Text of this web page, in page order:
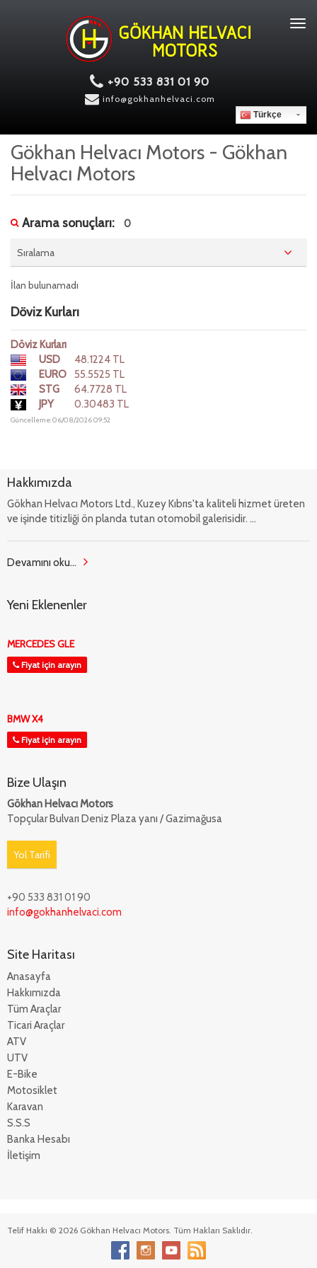
+90 533 831 01 90
info@gokhanhelvaci.com
Türkçe
Gökhan Helvacı Motors - Gökhan
Helvacı Motors
Arama sonuçları: 0
Sıralama
İlan bulunamadı
Döviz Kurları
Döviz Kurları
USD
48.1224 TL
EURO
55.5525 TL
STG
64.7728 TL
JPY
0.30483 TL
Güncelleme: 06/08/2026 09:52
Hakkımızda
Gökhan Helvacı Motors Ltd., Kuzey Kıbrıs'ta kaliteli hizmet üreten
ve işinde titizliği ön planda tutan otomobil galerisidir. ...
Devamını oku...
Yeni Eklenenler
MERCEDES GLE
Fiyat için arayın
BMW X4
Fiyat için arayın
Bize Ulaşın
Gökhan Helvacı Motors
Topçular Bulvarı Deniz Plaza yanı / Gazimağusa
Yol Tarifi
+90 533 831 01 90
info@gokhanhelvaci.com
Site Haritası
Anasayfa
Hakkımızda
Tüm Araçlar
Ticari Araçlar
ATV
UTV
E-Bike
Motosiklet
Karavan
S.S.S
Banka Hesabı
İletişim
Telif Hakkı © 2026 Gökhan Helvacı Motors. Tüm Hakları Saklıdır.